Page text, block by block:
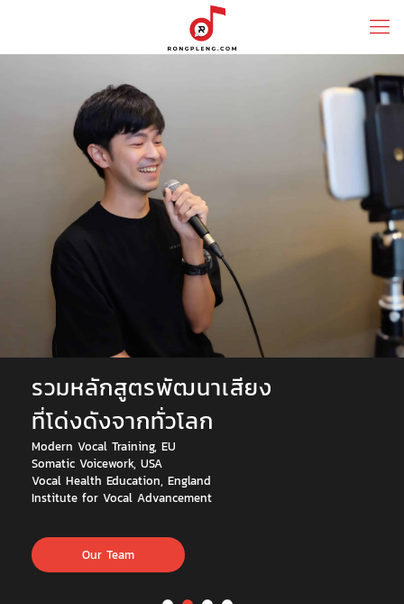
เลือกเวลา เลือกวิธีการเรียนได้ด้วยตนเอง
ตัวต่อตัว/ออนไลน์สดๆผ่านกล้อง
ให้ผลเท่ากัน ได้ทำแบบฝึกหัดเหมือนกัน 100%
ดูคอร์สทั้งหมด